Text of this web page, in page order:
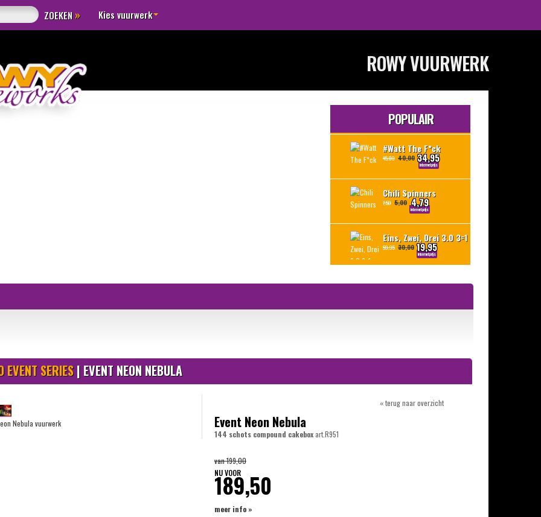
ZOEKEN » Kies vuurwerk
ROWY VUURWERK
POPULAIR
#Watt The F*ck
45,00 40,00 34,95
internetprijs
Chili Spinners
7,50 5,00 4,79
internetprijs
Eins, Zwei, Drei 3.0 3=1
59,95 30,00 19,95
internetprijs
EVENT SERIES| EVENT NEON NEBULA
« terug naar overzicht
Event Neon Nebula
144 schots compound cakeboxart.R951
van199,00
NU VOOR
189,50
meer info »